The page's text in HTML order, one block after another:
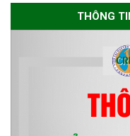
THÔNG